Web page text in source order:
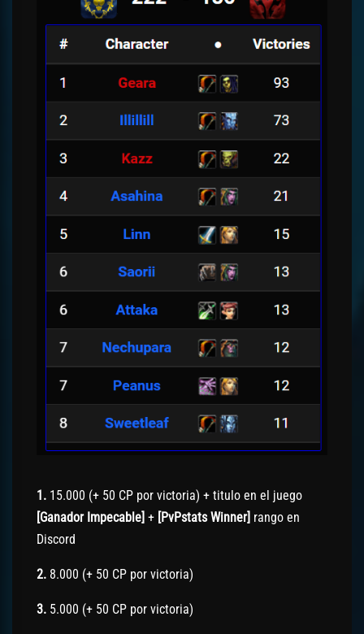
1. 15.000 (+ 50 CP por victoria) + titulo en el juego
[Ganador Impecable] + [PvPstats Winner] rango en
Discord
2. 8.000 (+ 50 CP por victoria)
3. 5.000 (+ 50 CP por victoria)